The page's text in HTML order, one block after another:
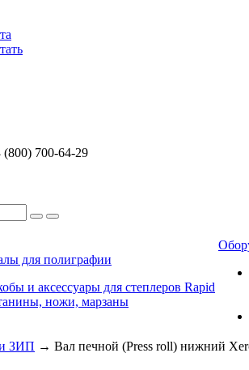
700-64-29
для полиграфии
и аксессуары для степлеров Rapid
ножи, марзаны
ЗИП → Вал печной (Press roll) нижний